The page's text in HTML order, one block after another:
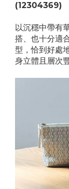
(12304369)
以沉穩中帶有
搭、也十分適
型，恰到好處
身立體且層次